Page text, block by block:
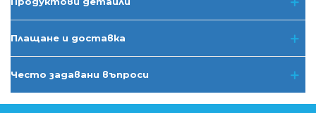
Плащане и доставка
Често задавани въпроси